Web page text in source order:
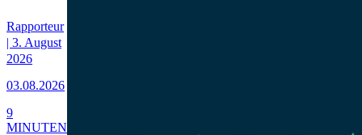
Rapporteur
| 3. August
2026
03.08.2026
9
MINUTEN